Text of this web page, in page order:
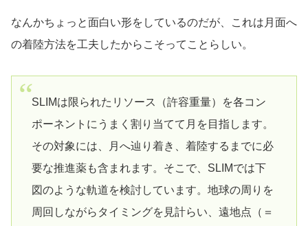
なんかちょっと面白い形をしているのだが、これは月面へ
の着陸方法を工夫したからこそってことらしい。
SLIMは限られたリソース（許容重量）を各コン
ポーネントにうまく割り当てて月を目指します。
その対象には、月へ辿り着き、着陸するまでに必
要な推進薬も含まれます。そこで、SLIMでは下
図のような軌道を検討しています。地球の周りを
周回しながらタイミングを見計らい、遠地点（＝